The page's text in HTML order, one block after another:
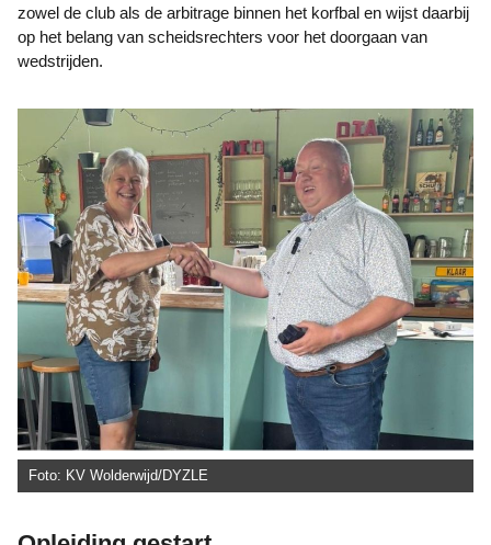
zowel de club als de arbitrage binnen het korfbal en wijst daarbij
op het belang van scheidsrechters voor het doorgaan van
wedstrijden.
Foto: KV Wolderwijd/DYZLE